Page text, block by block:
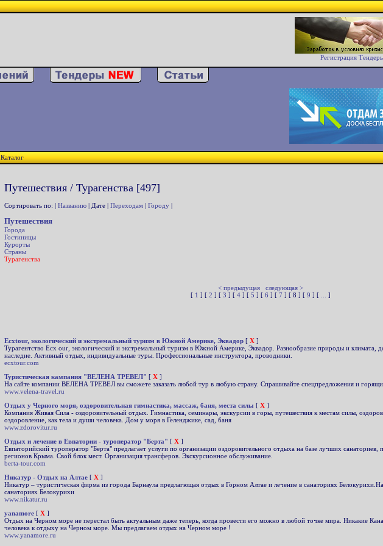
Регистрация
Каталог
Путешествия / Турагенства [497]
Сортировать по: | Названию | Дате | Переходам | Городу |
Путешествия
Города
Гостиницы
Курорты
Страны
Турагенства
< предыдущая
следующая >
[1 ] [2 ] [3 ] [4 ] [5 ] [6 ] [7 ] [ 8 ] [9 ] [... ]
Ecxtour, экологический и экстремальный туризм в Южной Америке, Эквадор [ X ]
Турагентство Ecx our, экологический и экстремальный туризм в Южной Америке, Эквадор. Разнообразие природы и климата,
наследие. Активный отдых, индивидуальные туры. Профессиональные инструктора, проводники.
ecxtour.com
Туристическая кампания "ВЕЛЕНА ТРЕВЕЛ" [ X ]
На сайте компании ВЕЛЕНА ТРЕВЕЛ вы сможете заказать любой тур в любую страну. Спрашивайте спецпредложения и
www.velena-travel.ru
Отдых у Черного моря, оздоровительная гимнастика, массаж, баня, места силы [ X ]
Компания Живая Сила - оздоровительный отдых. Гимнастика, семинары, экскурсии в горы, путешествия к местам силы,
оздоровление, как тела и души человека. Дом у моря в Геленджике, сад, баня
www.zdorovitur.ru
Отдых и лечение в Евпатории - туроператор "Берта" [ X ]
Евпаторийский туроператор "Берта" предлагает услуги по организации оздоровительного отдыха на базе лучших
регионов Крыма. Свой блок мест. Организация трансферов. Экскурсионное обслуживание.
berta-tour.com
Никатур - Отдых на Алтае [ X ]
Никатур – туристическая фирма из города Барнаула предлагющая отдых в Горном Алтае и лечение в санаториях
санаториях Белокурихи
www.nikatur.ru
yanamore [ X ]
Отдых на Черном море не перестал быть актуальным даже теперь, когда провести его можно в любой точке мира. Никакие
человека к отдыху на Черном море. Мы предлагаем отдых на Черном море !
www.yanamore.ru